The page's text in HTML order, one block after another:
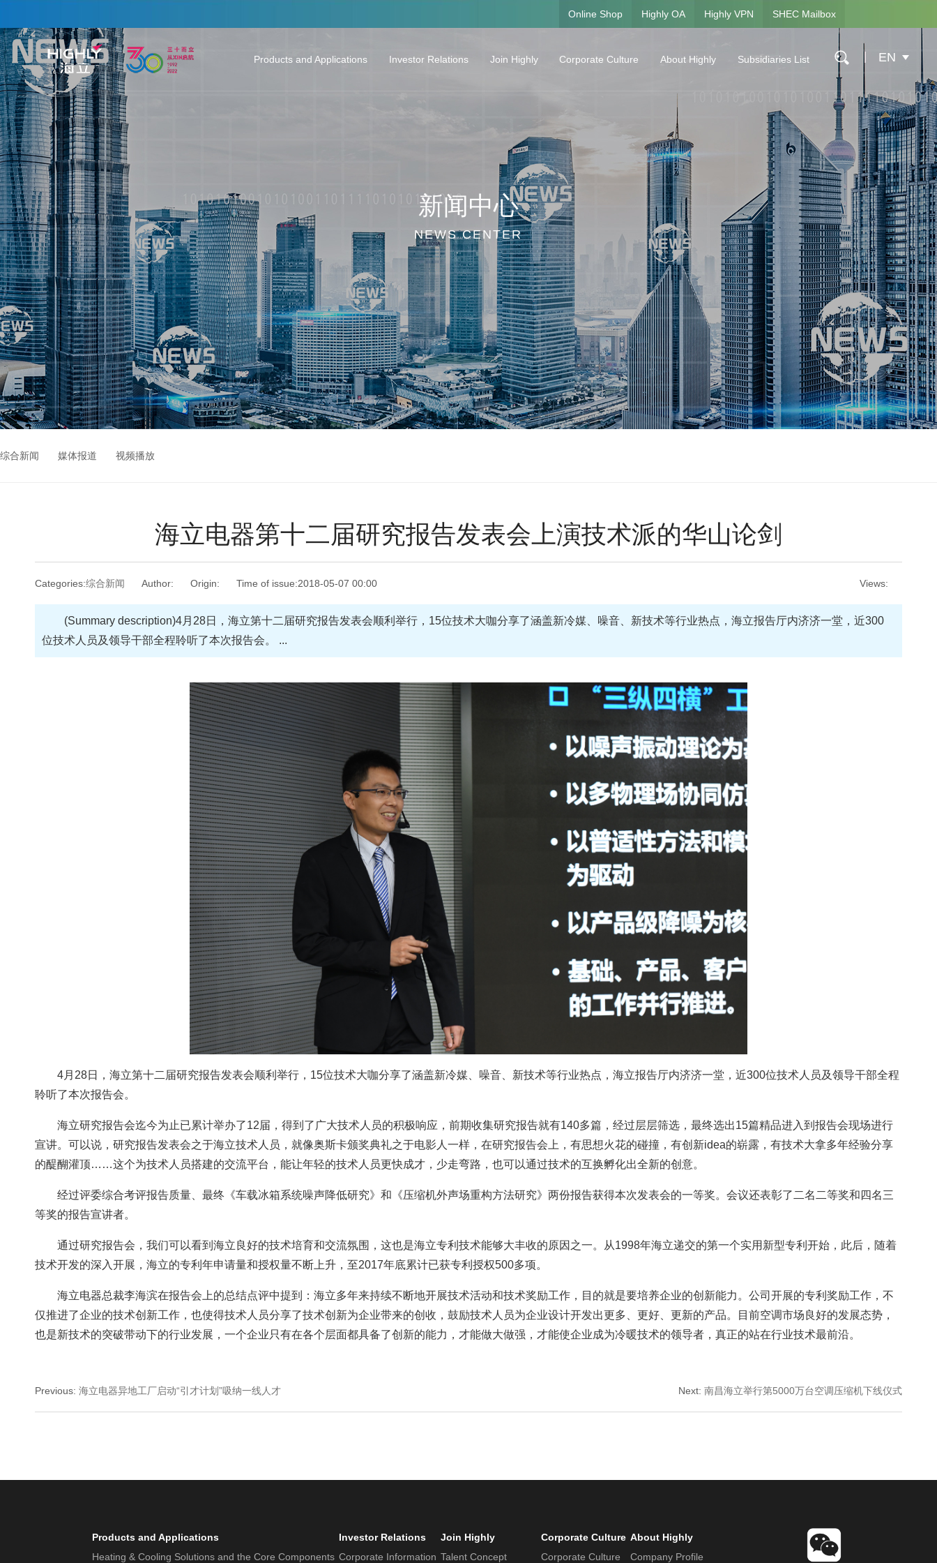
Online Shop Highly OA Highly VPN SHEC Mailbox
EN
Products and Applications Investor Relations
Interim Reports
Investor Hotline
Join Highly
Career Development
Growing Plan
Listen to Their Stories
Corporate Culture About Highly
Global Layout
History
Social Responsibility
Contact Us
Subsidiaries List
Shanghai Highly Electrical Appliances Co., Ltd.
Hangzhou Fusheng Electrical Appliances Co.,
Highly Marelli Holding Co., Ltd.
Shanghai Highly New Energy Technology Co.,
Anhui Highly Precision Casting Co., Ltd.
Shanghai Highly Special Refrigeration
Shanghai Highly Nakano Refrigerators Co., Ltd.
Shanghai Highly International Trading Co., Ltd.
Shanghai Highly Group Asset Management
新闻中心
NEWS CENTER
综合新闻 媒体报道 视频播放
海立电器第十二届研究报告发表会上演技术派的华山论剑
Categories:综合新闻 Author: Origin: Time of issue:2018-05-07 00:00 Views:
(Summary description)4月28日，海立第十二届研究报告发表会顺利举行，15位技术大咖分享了涵盖新冷媒、噪音、新技术等行业热点，海立报告厅内济济一堂，近300
位技术人员及领导干部全程聆听了本次报告会。 ...
4月28日，海立第十二届研究报告发表会顺利举行，15位技术大咖分享了涵盖新冷媒、噪音、新技术等行业热点，海立报告厅内济济一堂，近300位技术人员及领导干部全程
聆听了本次报告会。
海立研究报告会迄今为止已累计举办了12届，得到了广大技术人员的积极响应，前期收集研究报告就有140多篇，经过层层筛选，最终选出15篇精品进入到报告会现场进行
宣讲。可以说，研究报告发表会之于海立技术人员，就像奥斯卡颁奖典礼之于电影人一样，在研究报告会上，有思想火花的碰撞，有创新idea的崭露，有技术大拿多年经验分享
的醍醐灌顶……这个为技术人员搭建的交流平台，能让年轻的技术人员更快成才，少走弯路，也可以通过技术的互换孵化出全新的创意。
经过评委综合考评报告质量、最终《车载冰箱系统噪声降低研究》和《压缩机外声场重构方法研究》两份报告获得本次发表会的一等奖。会议还表彰了二名二等奖和四名三
等奖的报告宣讲者。
通过研究报告会，我们可以看到海立良好的技术培育和交流氛围，这也是海立专利技术能够大丰收的原因之一。从1998年海立递交的第一个实用新型专利开始，此后，随着
技术开发的深入开展，海立的专利年申请量和授权量不断上升，至2017年底累计已获专利授权500多项。
海立电器总裁李海滨在报告会上的总结点评中提到：海立多年来持续不断地开展技术活动和技术奖励工作，目的就是要培养企业的创新能力。公司开展的专利奖励工作，不
仅推进了企业的技术创新工作，也使得技术人员分享了技术创新为企业带来的创收，鼓励技术人员为企业设计开发出更多、更好、更新的产品。目前空调市场良好的发展态势，
也是新技术的突破带动下的行业发展，一个企业只有在各个层面都具备了创新的能力，才能做大做强，才能使企业成为冷暖技术的领导者，真正的站在行业技术最前沿。
Previous: 海立电器异地工厂启动“引才计划”吸纳一线人才 Next: 南昌海立举行第5000万台空调压缩机下线仪式
Products and Applications
Heating & Cooling Solutions and the Core Components
Investor Relations
Corporate Information
Join Highly
Talent Concept
Corporate Culture
Corporate Culture
About Highly
Company Profile